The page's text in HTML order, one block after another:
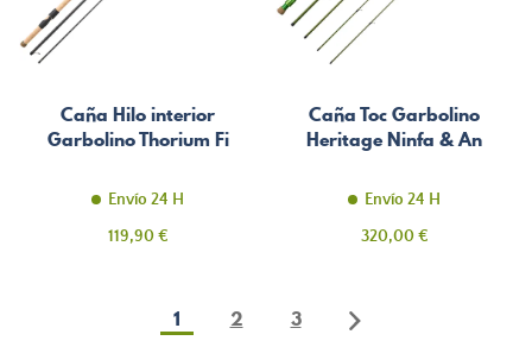
Caña Hilo interior
Garbolino Thorium Fi
Envío 24 H
Precio
119,90 €
Caña Toc Garbolino
Heritage Ninfa & An
Envío 24 H
Precio
320,00 €
1 2 3